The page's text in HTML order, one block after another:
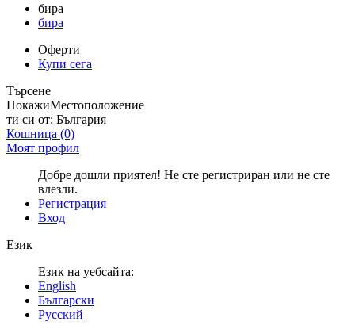
бира
бира
Оферти
Купи сега
Търсене
ПокажиМестоположение
ти си от: България
Кошница (0)
Моят профил
Добре дошли приятел! Не сте регистриран или не сте
влезли.
Регистрация
Вход
Език
Език на уебсайта:
English
Български
Русский